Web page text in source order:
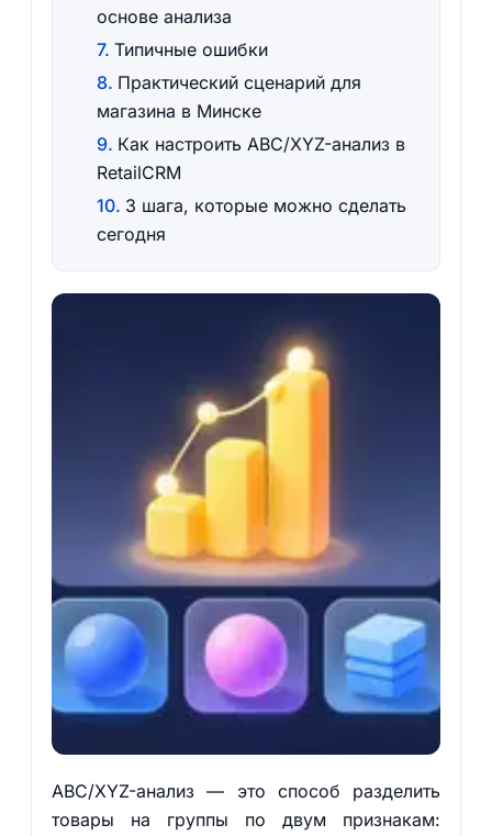
основе анализа
Типичные ошибки
Практический сценарий для
магазина в Минске
Как настроить ABC/XYZ-анализ в
RetailCRM
3 шага, которые можно сделать
сегодня
ABC/XYZ-анализ — это способ разделить
товары на группы по двум признакам: